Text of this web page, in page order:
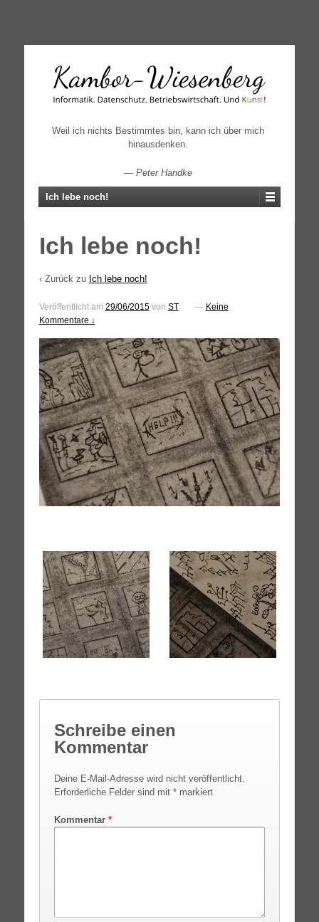
↓
CONTENT
Weil ich nichts Bestimmtes bin, kann ich über mich
hinausdenken.
—Peter Handke
Ich lebe noch!
Ich lebe noch!
‹ Zurück zu Ich lebe noch!
Veröffentlicht am 29/06/2015von ST — Keine
Kommentare ↓
Schreibe einen
Kommentar
Deine E-Mail-Adresse wird nicht veröffentlicht.
Erforderliche Felder sind mit *markiert
Kommentar *